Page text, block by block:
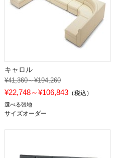
キャロル
¥41,360～¥194,260
¥22,748～¥106,843（税込）
選べる張地
サイズオーダー